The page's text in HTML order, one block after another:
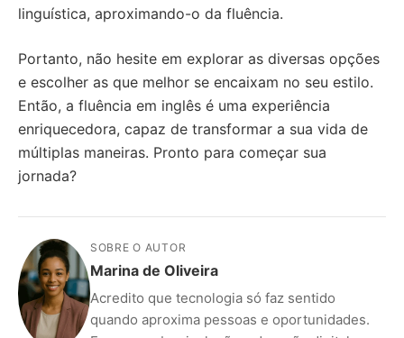
linguística, aproximando-o da fluência.
Portanto, não hesite em explorar as diversas opções
e escolher as que melhor se encaixam no seu estilo.
Então, a fluência em inglês é uma experiência
enriquecedora, capaz de transformar a sua vida de
múltiplas maneiras. Pronto para começar sua
jornada?
SOBRE O AUTOR
Marina de Oliveira
Acredito que tecnologia só faz sentido
quando aproxima pessoas e oportunidades.